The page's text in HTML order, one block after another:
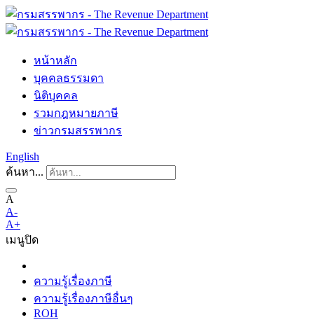
หน้าหลัก
บุคคลธรรมดา
นิติบุคคล
รวมกฎหมายภาษี
ข่าวกรมสรรพากร
English
ค้นหา...
A
A-
A+
เมนูปิด
ความรู้เรื่องภาษี
ความรู้เรื่องภาษีอื่นๆ
ROH